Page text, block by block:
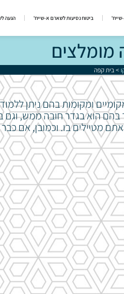
ביטוח נסיעות לשארם א-שייח' הגעה
מומלצים
>בית קפה
ומקומות בהם ניתן
בהם הוא בגדר חובה ממש, וגם
מטיילים בו. וכמובן, אם